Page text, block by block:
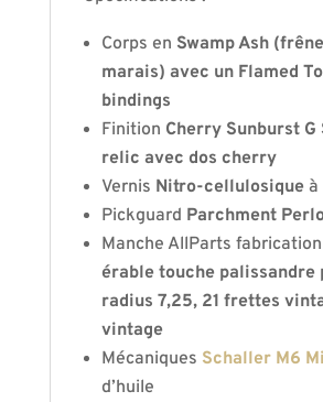
Corps en Swamp Ash
marais) avec un Flamed
bindings
Finition Cherry Sunburst
relic avec dos cherry
Vernis Nitro-cellulosique à
Pickguard Parchment
Manche AllParts
érable touche palissandre
radius 7,25, 21 frettes
vintage
Mécaniques Schaller M6
d’huile